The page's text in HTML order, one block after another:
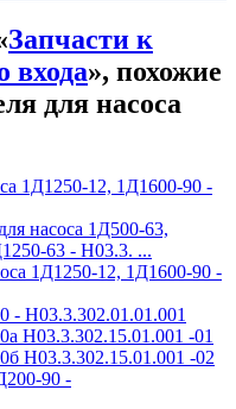
Запчасти к
входа», похожие
для насоса
1Д1250-12, 1Д1600-90 -
насоса 1Д500-63,
63 - Н03.3. ...
1Д1250-12, 1Д1600-90 -
- H03.3.302.01.01.001
H03.3.302.15.01.001 -01
H03.3.302.15.01.001 -02
90 -